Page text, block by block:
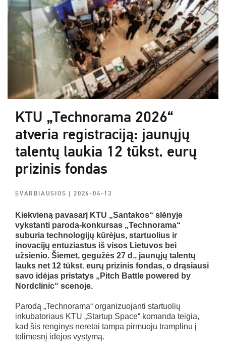
KTU „Technorama 2026“
atveria registraciją: jaunųjų
talentų laukia 12 tūkst. eurų
prizinis fondas
SVARBIAUSIOS| 2026-04-13
Kiekvieną pavasarį KTU „Santakos“ slėnyje
vykstanti paroda-konkursas „Technorama“
suburia technologijų kūrėjus, startuolius ir
inovacijų entuziastus iš visos Lietuvos bei
užsienio. Šiemet, gegužės 27 d., jaunųjų talentų
lauks net 12 tūkst. eurų prizinis fondas, o drąsiausi
savo idėjas pristatys „Pitch Battle powered by
Nordclinic“ scenoje.
Parodą „Technorama“ organizuojanti startuolių
inkubatoriaus KTU „Startup Space“ komanda teigia,
kad šis renginys neretai tampa pirmuoju tramplinu į
tolimesnį idėjos vystymą.